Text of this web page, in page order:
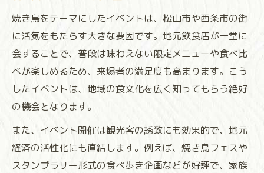
焼き鳥をテーマにしたイベントは、松山市や西条市の街
に活気をもたらす大きな要因です。地元飲食店が一堂に
会することで、普段は味わえない限定メニューや食べ比
べが楽しめるため、来場者の満足度も高まります。こう
したイベントは、地域の食文化を広く知ってもらう絶好
の機会となります。
また、イベント開催は観光客の誘致にも効果的で、地元
経済の活性化にも直結します。例えば、焼き鳥フェスや
スタンプラリー形式の食べ歩き企画などが好評で、家族